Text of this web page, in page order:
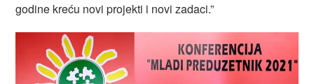
godine kreću novi projekti i novi zadaci.”